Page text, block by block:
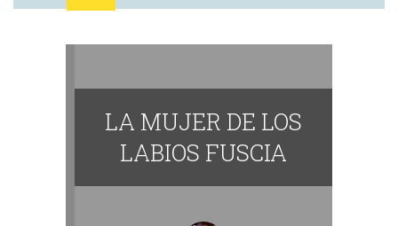
LA MUJER DE LOS
LABIOS FUSCIA